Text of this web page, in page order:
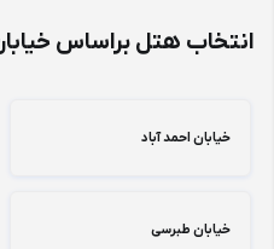
انتخاب هتل براساس
خیابان احمد آباد
خیابان طبرسی